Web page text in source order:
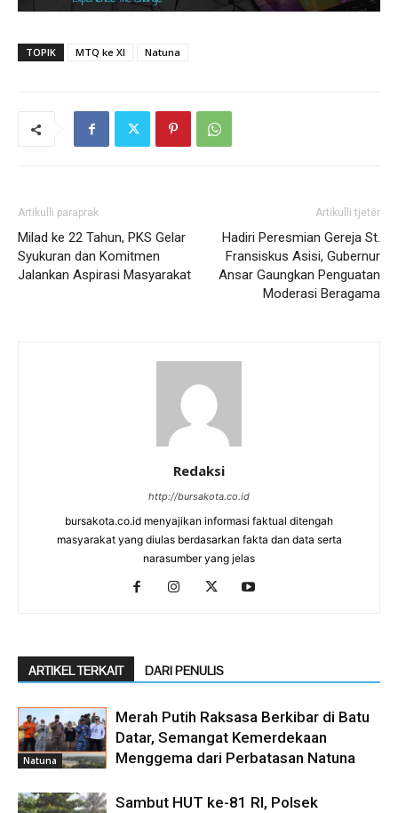
TOPIK MTQ ke XI Natuna
Artikulli paraprak
Milad ke 22 Tahun, PKS Gelar
Syukuran dan Komitmen
Jalankan Aspirasi Masyarakat
Artikulli tjetër
Hadiri Peresmian Gereja St.
Fransiskus Asisi, Gubernur
Ansar Gaungkan Penguatan
Moderasi Beragama
Redaksi
http://bursakota.co.id
bursakota.co.id menyajikan informasi faktual ditengah
masyarakat yang diulas berdasarkan fakta dan data serta
narasumber yang jelas
ARTIKEL TERKAIT DARI PENULIS
Natuna
Merah Putih Raksasa Berkibar di Batu
Datar, Semangat Kemerdekaan
Menggema dari Perbatasan Natuna
Sambut HUT ke-81 RI, Polsek